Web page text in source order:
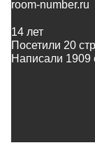
14 лет
Посетили 20
Написали 1909